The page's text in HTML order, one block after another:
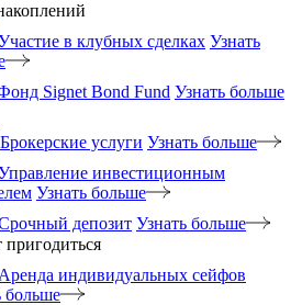
в клубных сделках Узнать
Signet Bond Fund Узнать больше
Брокерские услуги Узнать больше
инвестиционным
Узнать больше
депозит Узнать больше
Аренда индивидуальных сейфов
больше